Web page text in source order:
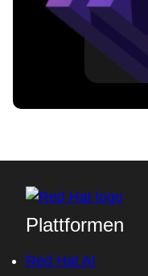
Plattformen
Red Hat AI